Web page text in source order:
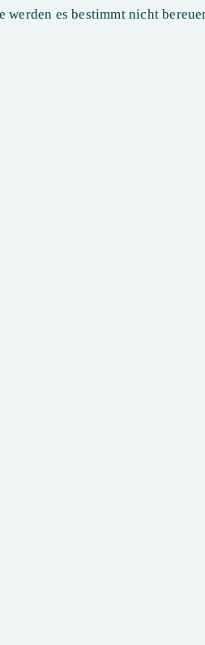
werden es bestimmt nicht